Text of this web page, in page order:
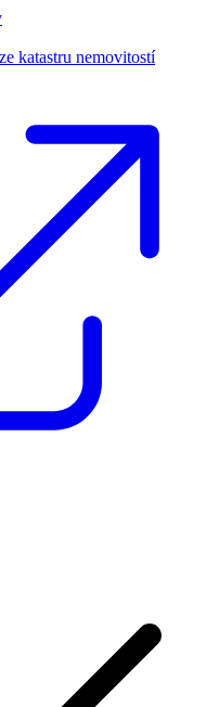
katastru nemovitostí